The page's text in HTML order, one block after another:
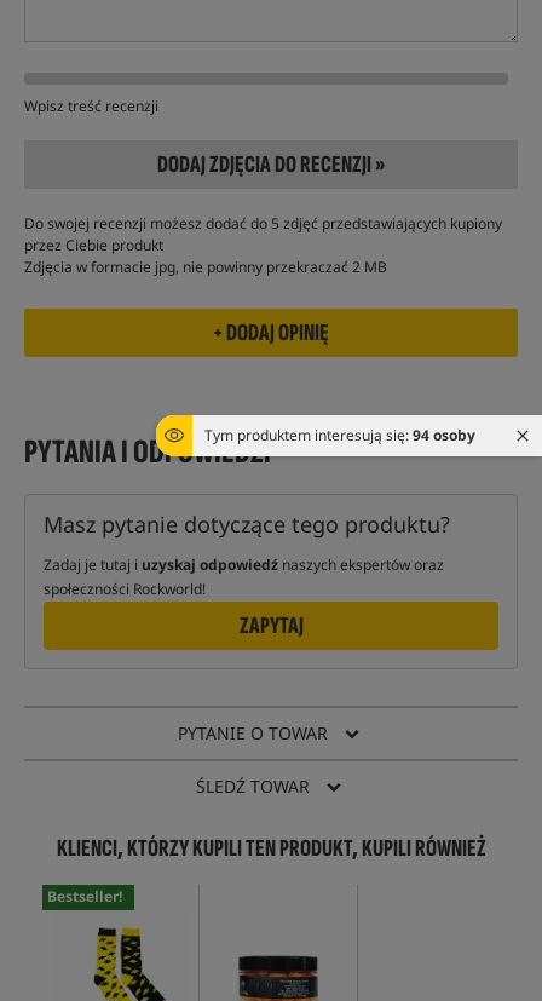
Tym produktem interesują się:94 osoby
Wpisz treść recenzji
DODAJ ZDJĘCIA DO RECENZJI »
Do swojej recenzji możesz dodać do 5 zdjęć przedstawiających kupiony
przez Ciebie produkt
Zdjęcia w formacie jpg, nie powinny przekraczać 2 MB
PYTANIA I ODPOWIEDZI
Masz pytanie dotyczące tego produktu?
Zadaj je tutaj i uzyskaj odpowiedź naszych ekspertów oraz
społeczności Rockworld!
ZAPYTAJ
PYTANIE O TOWAR
ŚLEDŹ TOWAR
KLIENCI, KTÓRZY KUPILI TEN PRODUKT, KUPILI RÓWNIEŻ
Bestseller!